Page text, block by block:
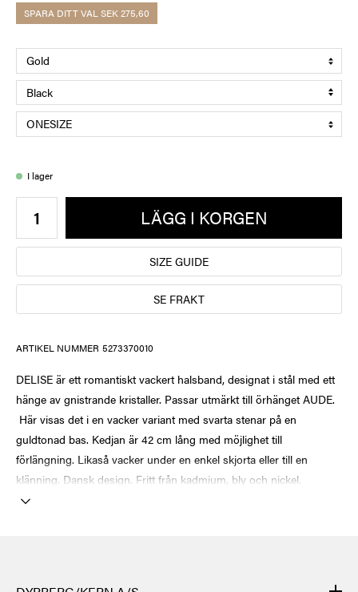
SPARA DITT VALSEK 275,60
I lager
LÄGG I KORGEN
SIZE GUIDE
SE FRAKT
ARTIKEL NUMMER 5273370010
DELISE är ett romantiskt vackert halsband, designat i stål med ett
hänge av gnistrande kristaller. Passar utmärkt till örhänget AUDE.
Här visas det i en vacker variant med svarta stenar på en
guldtonad bas. Kedjan är 42 cm lång med möjlighet till
förlängning. Likaså vacker under en enkel skjorta eller till en
klänning. Dansk design. Fritt från kadmium, bly och nickel.